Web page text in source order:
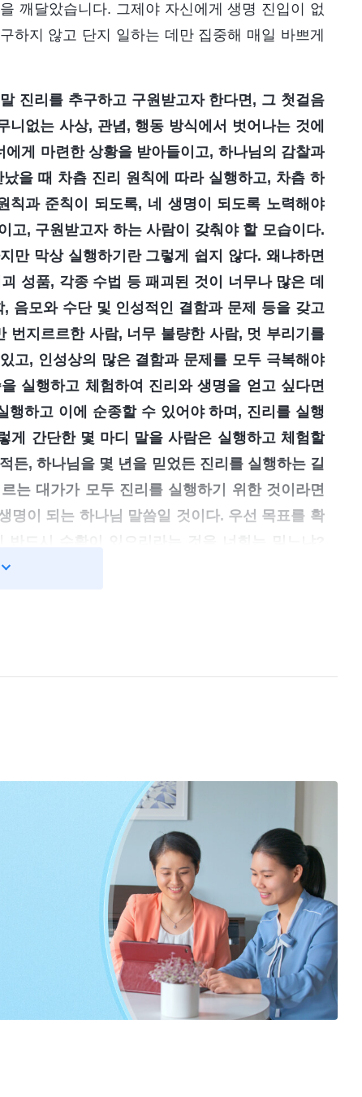
깨달았습니다. 그제야 자신에게 생명 진입이 없
하지 않고 단지 일하는 데만 집중해 매일 바쁘게
진리를 추구하고 구원받고자 한다면, 그 첫걸음
없는 사상, 관념, 행동 방식에서 벗어나는 것에
게 마련한 상황을 받아들이고, 하나님의 감찰과
을 때 차츰 진리 원칙에 따라 실행하고, 차츰 하
칙과 준칙이 되도록, 네 생명이 되도록 노력해야
고, 구원받고자 하는 사람이 갖춰야 할 모습이다.
만 막상 실행하기란 그렇게 쉽지 않다. 왜냐하면
성품, 각종 수법 등 패괴된 것이 너무나 많은 데
음모와 수단 및 인성적인 결함과 문제 등을 갖고
번지르르한 사람, 너무 불량한 사람, 멋 부리기를
고, 인성상의 많은 결함과 문제를 모두 극복해야
실행하고 체험하여 진리와 생명을 얻고 싶다면
하고 이에 순종할 수 있어야 하며, 진리를 실행
게 간단한 몇 마디 말을 사람은 실행하고 체험할
든, 하나님을 몇 년을 믿었든 진리를 실행하는 길
는 대가가 모두 진리를 실행하기 위한 것이라면
명이 되는 하나님 말씀일 것이다. 우선 목표를 확
추구해야 하는가(20)＞ 중에서)
면서 다른 본분으로 바꿔보고 싶다는 생각까지
. 저의 이런 모습은 진리를 추구하는 모습이 아
들, 잘못된 마음과 생각을 드러나도 제 본분 이행
입니다. 사실, 진리를 추구하는 사람에게 마음만
다. 마치 때로는 하나님의 말씀을 먹고 마시면서
실행의 길을 찾고, 일부 수확도 얻습니다. 때로
, 그들의 교제를 진지하게 듣고 유익과 교훈을
생각을 성찰하는 데 집중하면 자신을 반성할 수
장할 수 있습니다. 이를 깨달으니, 제가 너무 둔했
치고서, 자신에게 생명 진입이 없는 것은 이행하
잔칫상을 앞에 두고도 굶주리고 있었으니 너무
니다. 『